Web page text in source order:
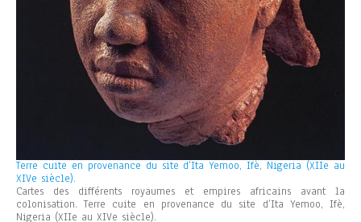
Terre cuite en provenance du site d’Ita Yemoo, Ifè, Nigeria (XIIe au
XIVe siècle).
Cartes des différents royaumes et empires africains avant la
colonisation. Terre cuite en provenance du site d’Ita Yemoo, Ifè,
Nigeria (XIIe au XIVe siècle).